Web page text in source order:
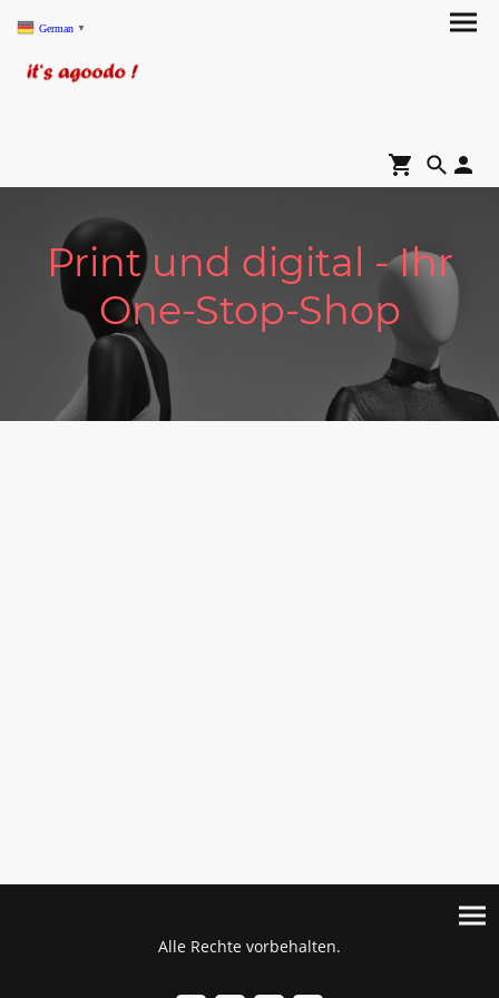
Print und digital - Ihr
One-Stop-Shop
Alle Rechte vorbehalten.
German ▼